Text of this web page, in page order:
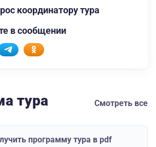
координатору тура
в сообщении
тура Смотреть все
программу тура в pdf